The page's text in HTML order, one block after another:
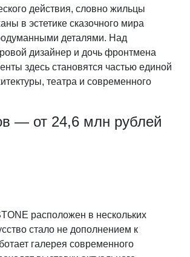
действия, словно жильцы
в эстетике сказочного мира
деталями. Над
дизайнер и дочь фронтмена
здесь становятся частью единой
театра и современного
— от 24,6 млн рублей
расположен в нескольких
стало не дополнением к
галерея современного